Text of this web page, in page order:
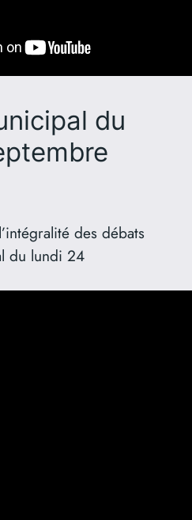
du
des débats
du lundi 24